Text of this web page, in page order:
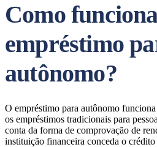
Como
empréstimo
autônomo?
O empréstimo para autônomo
os empréstimos tradicionais para
conta da forma de comprovação de
instituição financeira conceda o crédito